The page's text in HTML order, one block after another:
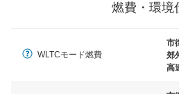
× 長さ 5,000mm 車路幅 5,000mm
燃費・環境
WLTCモード燃費
市
郊
高